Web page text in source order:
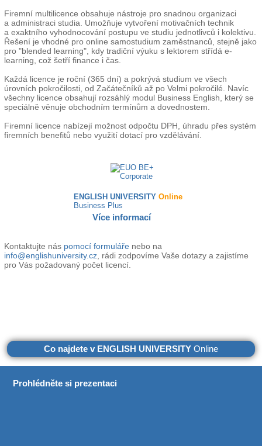
Firemní multilicence obsahuje nástroje pro snadnou organizaci
a administraci studia. Umožňuje vytvoření motivačních technik
a exaktního vyhodnocování postupu ve studiu jednotlivců i kolektivu.
Řešení je vhodné pro online samostudium zaměstnanců, stejně jako
pro "blended learning", kdy tradiční výuku s lektorem střídá e-
learning, což šetří finance i čas.
Každá licence je roční (365 dní) a pokrývá studium ve všech
úrovních pokročilosti, od Začátečníků až po Velmi pokročilé. Navíc
všechny licence obsahují rozsáhlý modul Business English, který se
speciálně věnuje obchodním termínům a dovednostem.
Firemní licence nabízejí možnost odpočtu DPH, úhradu přes systém
firemních benefitů nebo využití dotací pro vzdělávání.
ENGLISH UNIVERSITY Online
Business Plus
Více informací
Kontaktujte nás pomocí formuláře nebo na
info@englishuniversity.cz , rádi zodpovíme Vaše dotazy a zajistíme
pro Vás požadovaný počet licencí.
Co najdete v ENGLISH UNIVERSITY Online
Prohlédněte si prezentaci